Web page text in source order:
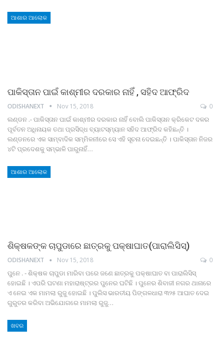
ଆଶାର ଆଲୋକ
ପାକିସ୍ତାନ ପାଇଁ କାଶ୍ମୀର ଦରକାର ନାହିଁ , ସହିଦ ଆଫ୍ରିଦ
ODISHANEXT Nov 15, 2018 0
ଲଣ୍ଡନ .- ପାକିସ୍ତାନ ପାଇଁ କାଶ୍ମୀର ଦରକାର ନାହିଁ ବୋଲି ପାକିସ୍ତାନ କ୍ରିକେଟ ଦଳର
ପୂର୍ବତନ ଅଧିନାୟକ ତଥା ପ୍ରସିଦ୍ଧ ବ୍ୟାଟସ୍‌ମ୍ୟାନ ସହିଦ ଆଫ୍ରିଦ କହିଛନ୍ତି ।
ଲଣ୍ଡନରେ ଏକ ସାମ୍ବାଦିକ ସମ୍ମିଳନୀରେ ସେ ଏହି ସୂଚନା ଦେଇଛନ୍ତି । ପାକିସ୍ତାନ ନିଜର
୪ଟି ପ୍ରଦେଶକୁ ସମ୍ଭାଳି ପାରୁନାହିଁ…
ଆଶାର ଆଲୋକ
ଶିକ୍ଷକଙ୍କ ଚାପୁଡାରେ ଛାତ୍ରକୁ ପକ୍ଷାଘାତ(ପାରାଲିସିସ୍‌)
ODISHANEXT Nov 15, 2018 0
ପୁନେ . - ଶିକ୍ଷକ ଚାପୁଡା ମାରିବା ପରେ ଜଣେ ଛାତ୍ରକୁ ପକ୍ଷାଘାତ ବା ପାରାଲିସିସ୍‌
ହୋଇଛି । ଏପରି ଘଟଣା ମହାରାଷ୍ଟ୍ରର ପୁନେର ଘଟିଛି । ପୁନେର ଶିବାଜୀ ନଗର ଥାନାରେ
ଏ ନେଇ ଏକ ମାମଲା ରୁଜୁ ହୋଇଛି । ପୁଲିସ ଭାରତୀୟ ପିଙ୍ଗଳଧାରା ୩୨୫ ଆଘାତ ଦେଇ
ଗୁରୁତର କରିବା ଅଭିଯୋଗରେ ମାମଲା ରୁଜୁ…
ଖବର